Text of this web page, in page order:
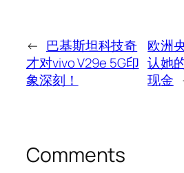
← 巴基斯坦科技奇
才对vivo V29e 5G印
象深刻！
欧洲
认她
现金
Comments